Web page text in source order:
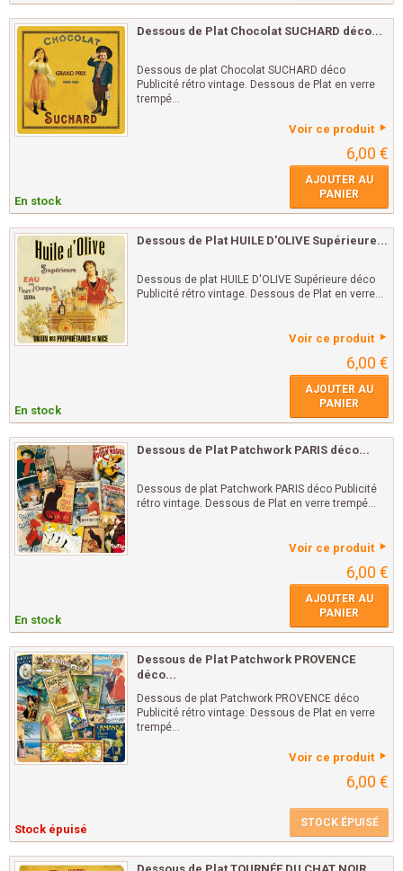
Dessous de Plat Chocolat SUCHARD déco...
Dessous de plat Chocolat SUCHARD déco
Publicité rétro vintage. Dessous de Plat en verre
trempé...
Voir ce produit
6,00 €
En stock
AJOUTER AU
PANIER
Dessous de Plat HUILE D'OLIVE Supérieure...
Dessous de plat HUILE D'OLIVE Supérieure déco
Publicité rétro vintage. Dessous de Plat en verre...
Voir ce produit
6,00 €
En stock
AJOUTER AU
PANIER
Dessous de Plat Patchwork PARIS déco...
Dessous de plat Patchwork PARIS déco Publicité
rétro vintage. Dessous de Plat en verre trempé...
Voir ce produit
6,00 €
En stock
AJOUTER AU
PANIER
Dessous de Plat Patchwork PROVENCE
déco...
Dessous de plat Patchwork PROVENCE déco
Publicité rétro vintage. Dessous de Plat en verre
trempé...
Voir ce produit
6,00 €
Stock épuisé STOCK ÉPUISÉ